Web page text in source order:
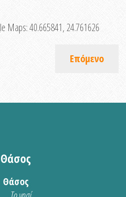
Maps:40.665841, 24.761626
Επόμενο
Θάσος
Θάσος